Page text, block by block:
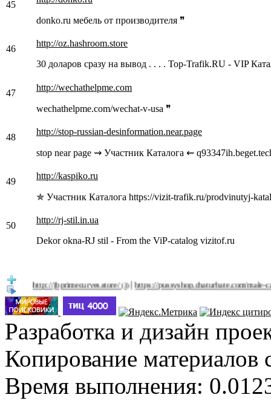
45
donko.ru мебель от производителя ❞
46
http://oz.hashroom.store
30 доларов сразу на вывод . . . . Top-Trafik.RU - VIP
47
http://wechathelpme.com
wechathelpme.com/wechat-v-usa ❞
48
http://stop-russian-desinformation.near.page
stop near page ⇝ Участник Каталога ⇜
49
http://kaspiko.ru
✯ Участник Каталога https://vizit-trafik.ru/prodvinutyj-
50
http://rj-stil.in.ua
Dekor okna-RJ stil - From the ViP-catalog vizitof.ru
http://jbprimecurves.store/(3)|https://pussyshop.chaturbate.com/male-cams/(2)|
Разработка и дизайн
Копирование материалов
Время выполнения: